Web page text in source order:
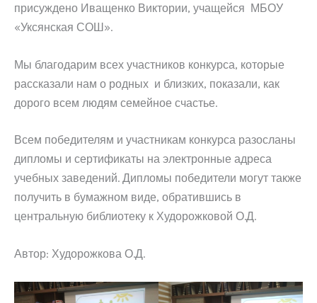
присуждено Иващенко Виктории, учащейся МБОУ
«Уксянская СОШ».
Мы благодарим всех участников конкурса, которые
рассказали нам о родных и близких, показали, как
дорого всем людям семейное счастье.
Всем победителям и участникам конкурса разосланы
дипломы и сертификаты на электронные адреса
учебных заведений. Дипломы победители могут также
получить в бумажном виде, обратившись в
центральную библиотеку к Худорожковой О.Д.
Автор: Худорожкова О.Д.